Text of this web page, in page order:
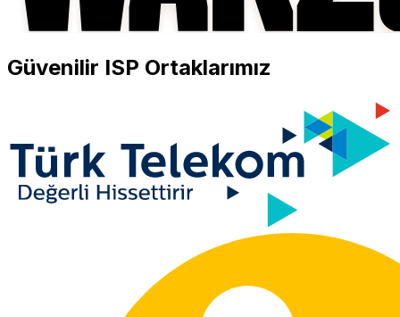
Güvenilir ISP Ortaklarımız